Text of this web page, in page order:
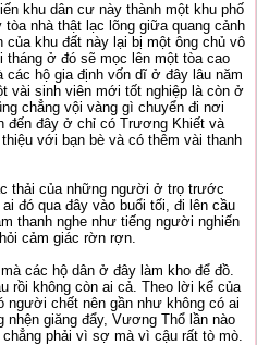
khu dân cư này thành một khu phố
nhà thật lạc lõng giữa quang cảnh
của khu đất này lại bị một ông chủ vô
ở đó sẽ mọc lên một tòa cao
hộ gia định vốn dĩ ở đây lâu năm
vài sinh viên mới tốt nghiệp là còn ở
chẳng vội vàng gì chuyển đi nơi
đến đây ở chỉ có Trương Khiết và
với bạn bè và có thêm vài thanh
thải của những người ở trọ trước
đó qua đây vào buổi tối, đi lên cầu
thanh nghe như tiếng người nghiến
cảm giác rờn rợn.
các hộ dân ở đây làm kho để đồ.
rồi không còn ai cả. Theo lời kể của
chết nên gần như không có ai
giăng đẩy, Vương Thổ lần nào
phải vì sợ mà vì cậu rất tò mò.